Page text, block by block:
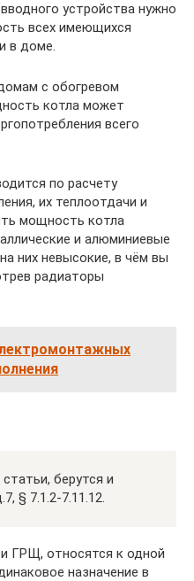
устройства нужно
всех имеющихся
в доме.
с обогревом
котла может
всего
по расчету
их теплоотдачи и
мощность котла
и алюминиевые
них невысокие, в чём вы
радиаторы
берутся и
§ 7.1.2-7.11.12.
ГРЩ, относятся к одной
назначение в